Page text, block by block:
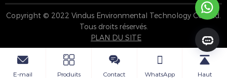
Copyright © 2022 Vindus Environmental Technology Co., Ltd.
Tous droits réservés.
PLAN DU SITE
E-mail Produits Contact WhatsApp Haut